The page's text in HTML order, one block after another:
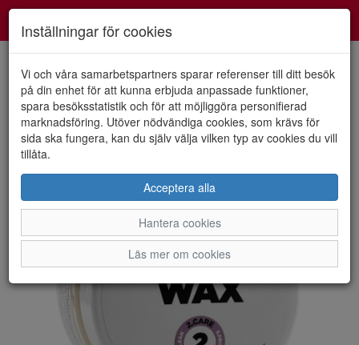
HEM KVILL
Inställningar för cookies
Vi och våra samarbetspartners sparar referenser till ditt besök
på din enhet för att kunna erbjuda anpassade funktioner,
spara besöksstatistik och för att möjliggöra personifierad
marknadsföring. Utöver nödvändiga cookies, som krävs för
sida ska fungera, kan du själv välja vilken typ av cookies du vill
tillåta.
Acceptera alla
Hantera cookies
Läs mer om cookies